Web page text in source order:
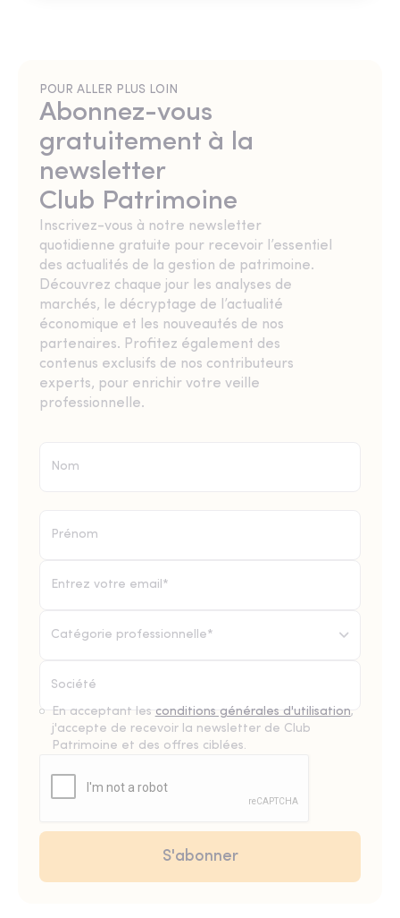
POUR ALLER PLUS LOIN
Abonnez-vous
gratuitement à la
newsletter
Club Patrimoine
Inscrivez-vous à notre newsletter
quotidienne gratuite pour recevoir l’essentiel
des actualités de la gestion de patrimoine.
Découvrez chaque jour les analyses de
marchés, le décryptage de l’actualité
économique et les nouveautés de nos
partenaires. Profitez également des
contenus exclusifs de nos contributeurs
experts, pour enrichir votre veille
professionnelle.
Catégorie professionnelle*
En acceptant les conditions générales d'utilisation,
j'accepte de recevoir la newsletter de Club
Patrimoine et des offres ciblées.